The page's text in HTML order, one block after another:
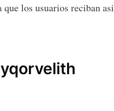
que los usuarios reciban